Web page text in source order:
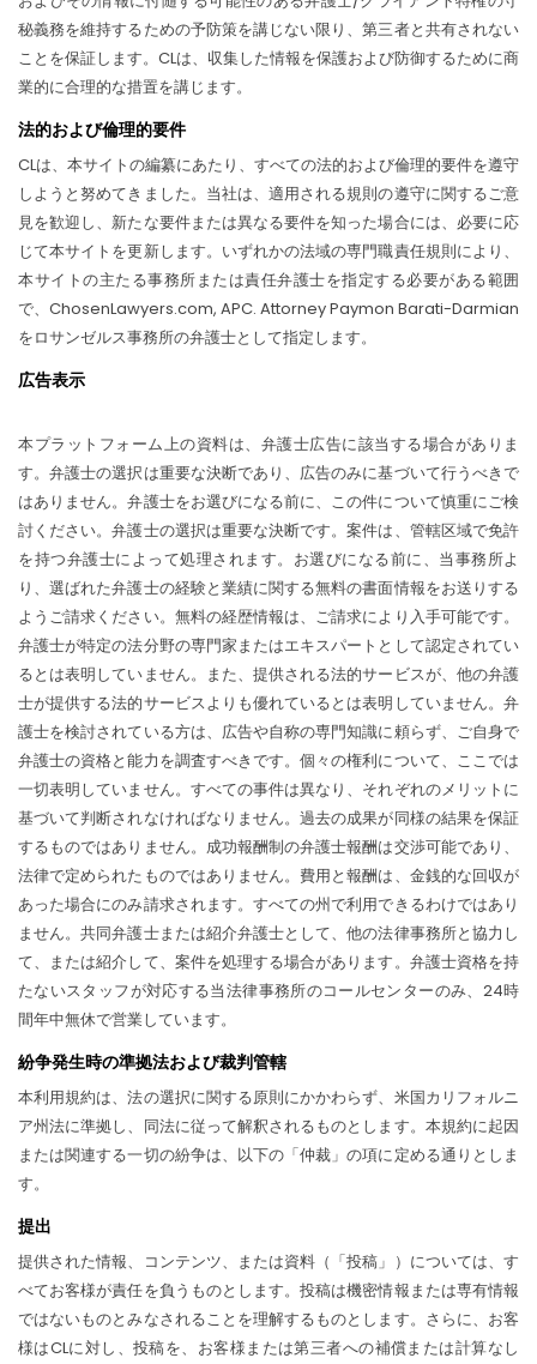
秘義務を維持するための予防策を講じない限り、第三者と共有されない
ことを保証します。CLは、収集した情報を保護および防御するために商
業的に合理的な措置を講じます。
法的および倫理的要件
CLは、本サイトの編纂にあたり、すべての法的および倫理的要件を遵守
しようと努めてきました。当社は、適用される規則の遵守に関するご意
見を歓迎し、新たな要件または異なる要件を知った場合には、必要に応
じて本サイトを更新します。いずれかの法域の専門職責任規則により、
本サイトの主たる事務所または責任弁護士を指定する必要がある範囲
で、ChosenLawyers.com, APC. Attorney Paymon Barati-Darmian
をロサンゼルス事務所の弁護士として指定します。
広告表示
本プラットフォーム上の資料は、弁護士広告に該当する場合がありま
す。弁護士の選択は重要な決断であり、広告のみに基づいて行うべきで
はありません。弁護士をお選びになる前に、この件について慎重にご検
討ください。弁護士の選択は重要な決断です。案件は、管轄区域で免許
を持つ弁護士によって処理されます。お選びになる前に、当事務所よ
り、選ばれた弁護士の経験と業績に関する無料の書面情報をお送りする
ようご請求ください。無料の経歴情報は、ご請求により入手可能です。
弁護士が特定の法分野の専門家またはエキスパートとして認定されてい
るとは表明していません。また、提供される法的サービスが、他の弁護
士が提供する法的サービスよりも優れているとは表明していません。弁
護士を検討されている方は、広告や自称の専門知識に頼らず、ご自身で
弁護士の資格と能力を調査すべきです。個々の権利について、ここでは
一切表明していません。すべての事件は異なり、それぞれのメリットに
基づいて判断されなければなりません。過去の成果が同様の結果を保証
するものではありません。成功報酬制の弁護士報酬は交渉可能であり、
法律で定められたものではありません。費用と報酬は、金銭的な回収が
あった場合にのみ請求されます。すべての州で利用できるわけではあり
ません。共同弁護士または紹介弁護士として、他の法律事務所と協力し
て、または紹介して、案件を処理する場合があります。弁護士資格を持
たないスタッフが対応する当法律事務所のコールセンターのみ、24時
間年中無休で営業しています。
紛争発生時の準拠法および裁判管轄
本利用規約は、法の選択に関する原則にかかわらず、米国カリフォルニ
ア州法に準拠し、同法に従って解釈されるものとします。本規約に起因
または関連する一切の紛争は、以下の「仲裁」の項に定める通りとしま
す。
提出
提供された情報、コンテンツ、または資料（「投稿」）については、す
べてお客様が責任を負うものとします。投稿は機密情報または専有情報
ではないものとみなされることを理解するものとします。さらに、お客
様はCLに対し、投稿を、お客様または第三者への補償または計算なし